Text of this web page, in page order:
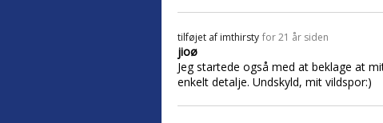
tilføjet af imthirsty for 21 år siden
jioø
Jeg startede også med at beklage at
enkelt detalje. Undskyld, mit vildspor:)